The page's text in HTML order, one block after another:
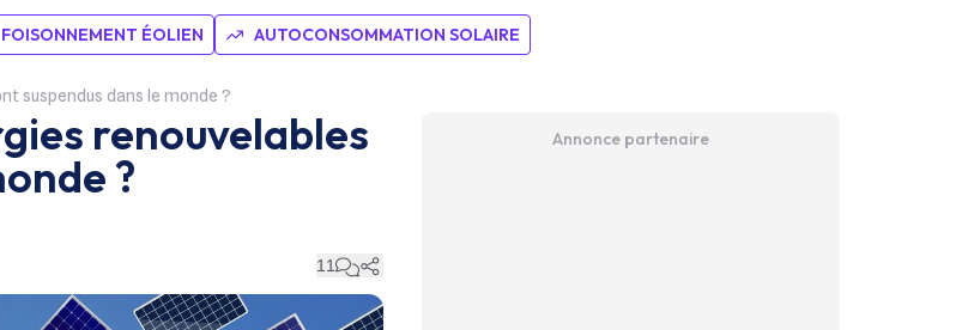
FOISONNEMENT ÉOLIEN AUTOCONSOMMATION SOLAIRE
suspendus dans le monde ?
renouvelables
?
11
Annonce partenaire